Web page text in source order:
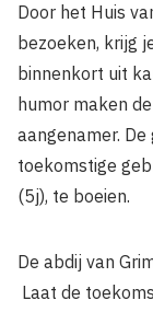
Door het Huis
bezoeken, krijg
binnenkort uit
humor maken
aangenamer.
toekomstige
(5j), te boeien.
De abdij van
Laat de